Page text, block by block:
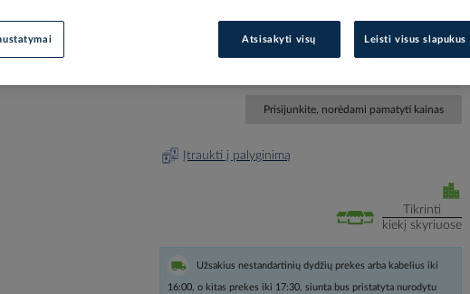
Prisijunkite, norėdami pamatyti kainas
Įtraukti į palyginimą
Tikrinti
kiekį skyriuose
Užsakius nestandartinių dydžių prekes arba kabelius iki
16:00, o kitas prekes iki 17:30, siunta bus pristatyta nurodytu
Atsisakyti visų Leisti visus slapukus